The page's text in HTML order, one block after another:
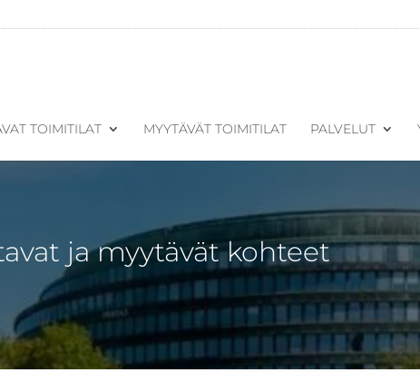
TOIMITILAT MYYTÄVÄT TOIMITILAT PALVELUT
ja myytävät kohteet